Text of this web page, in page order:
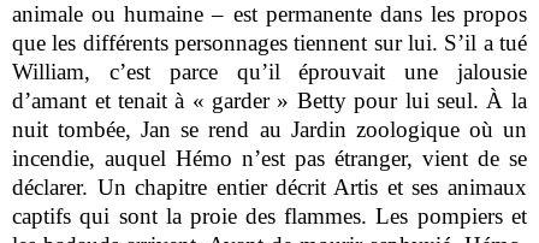
animale ou humaine – est permanente dans les propos
que les différents personnages tiennent sur lui. S’il a tué
William, c’est parce qu’il éprouvait une jalousie
d’amant et tenait à « garder » Betty pour lui seul. À la
nuit tombée, Jan se rend au Jardin zoologique où un
incendie, auquel Hémo n’est pas étranger, vient de se
déclarer. Un chapitre entier décrit Artis et ses animaux
captifs qui sont la proie des flammes. Les pompiers et